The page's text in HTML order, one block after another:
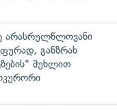
არასრულწლოვანი
განზრახ
მუხლით